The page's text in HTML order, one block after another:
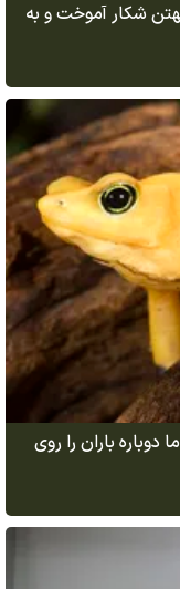
شکار آموخت و به
دوباره باران را روی